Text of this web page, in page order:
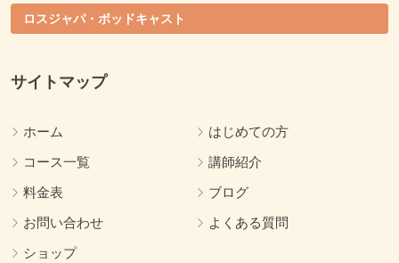
ロスジャパ・ポッドキャスト
サイトマップ
ホーム
はじめての方
コース一覧
講師紹介
料金表
ブログ
お問い合わせ
よくある質問
ショップ